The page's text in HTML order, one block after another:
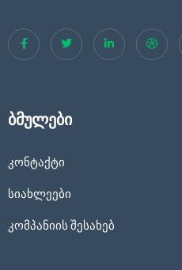
ბმულები
კონტაქტი
სიახლეები
კომპანიის შესახებ